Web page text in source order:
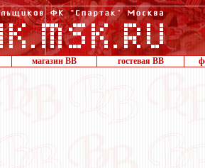
магазин ВВ гостевая ВВ